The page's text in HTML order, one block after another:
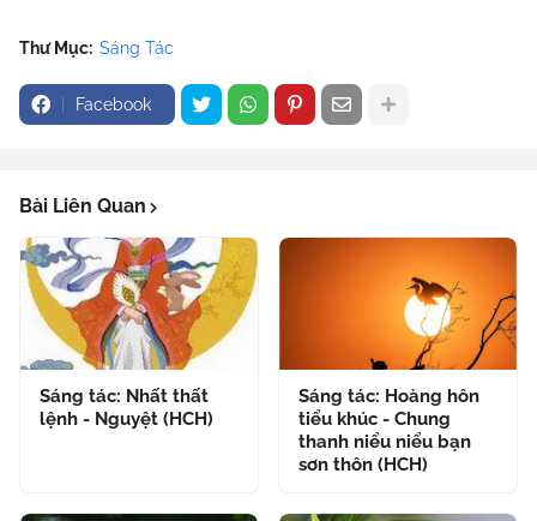
Thư Mục: Sáng Tác
Facebook
Bài Liên Quan
Sáng tác: Nhất thất
lệnh - Nguyệt (HCH)
Sáng tác: Hoàng hôn
tiểu khúc - Chung
thanh niểu niểu bạn
sơn thôn (HCH)